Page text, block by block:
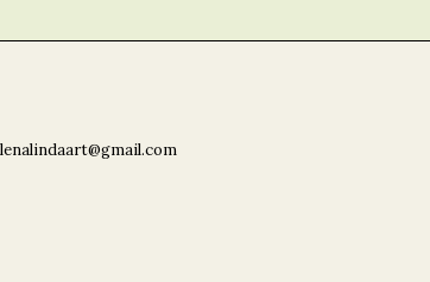
lenalindaart@gmail.com